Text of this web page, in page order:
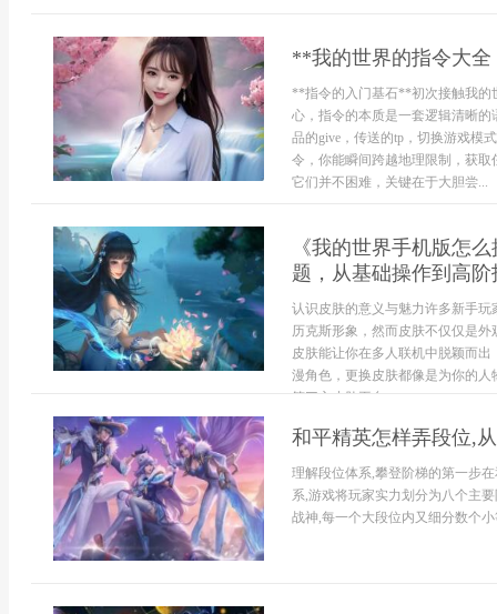
**我的世界的指令大
**指令的入门基石**初次接触我的
心，指令的本质是一套逻辑清晰
品的give，传送的tp，切换游戏模
令，你能瞬间跨越地理限制，获
它们并不困难，关键在于大胆尝...
《我的世界手机版怎
题，从基础操作到高
认识皮肤的意义与魅力许多新手
历克斯形象，然而皮肤不仅仅是
皮肤能让你在多人联机中脱颖而
漫角色，更换皮肤都像是为你的
第三方皮肤平台...
和平精英怎样弄段位,
理解段位体系,攀登阶梯的第一步
系,游戏将玩家实力划分为八个主
战神,每一个大段位内又细分数个